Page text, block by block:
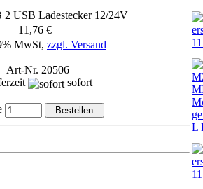
2 USB Ladestecker 12/24V
11,76 €
MwSt, zzgl. Versand
Art-Nr. 20506
sofort